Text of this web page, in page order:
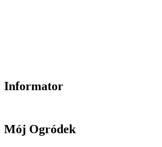
Informator
Mój Ogródek